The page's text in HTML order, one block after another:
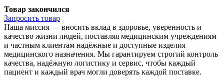
Товар закончился
Запросить товар
Наша миссия — вносить вклад в здоровье, уверенность и
качество жизни людей, поставляя медицинским учреждениям
и частным клиентам надёжные и доступные изделия
медицинского назначения. Мы гарантируем строгий контроль
качества, надёжную логистику и сервис, чтобы каждый
пациент и каждый врач могли доверять каждой поставке.